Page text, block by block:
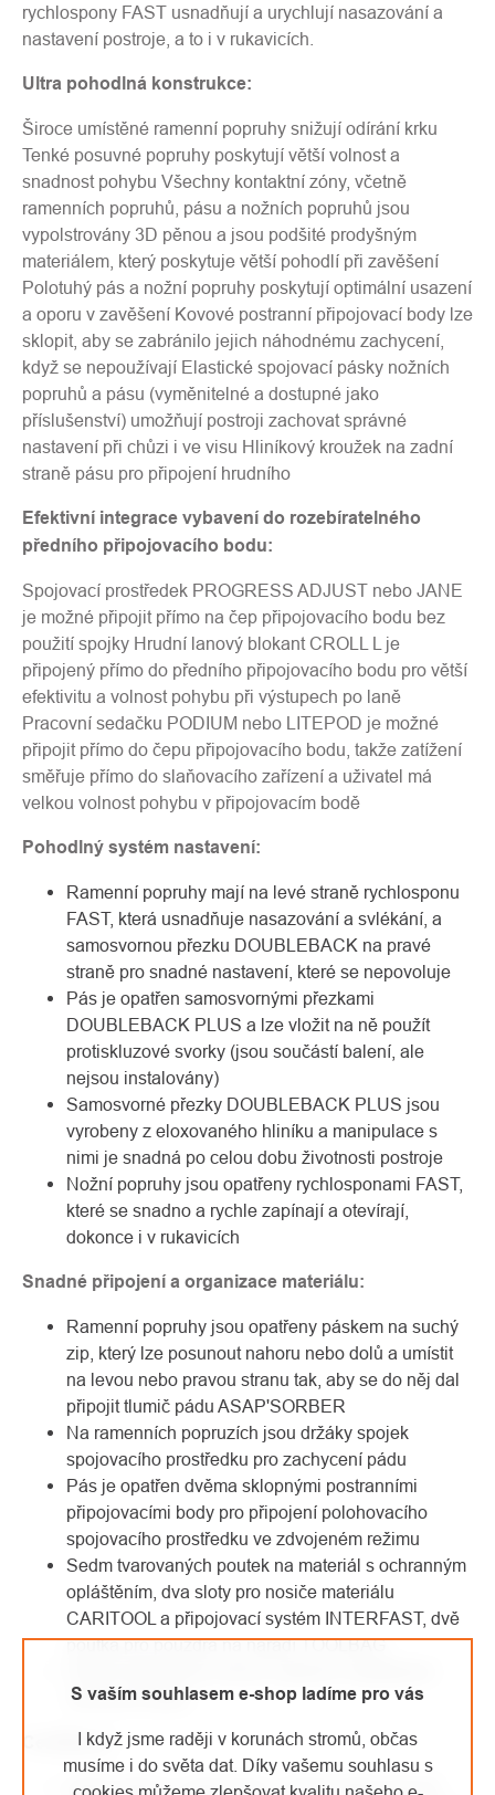
S vaším souhlasem e-shop ladíme pro vás
I když jsme raději v korunách stromů, občas
musíme i do světa dat. Díky vašemu souhlasu s
rychlospony FAST usnadňují a urychlují nasazování a
nastavení postroje, a to i v rukavicích.
Ultra pohodlná konstrukce:
Široce umístěné ramenní popruhy snižují odírání krku
Tenké posuvné popruhy poskytují větší volnost a
snadnost pohybu Všechny kontaktní zóny, včetně
ramenních popruhů, pásu a nožních popruhů jsou
vypolstrovány 3D pěnou a jsou podšité prodyšným
materiálem, který poskytuje větší pohodlí při zavěšení
Polotuhý pás a nožní popruhy poskytují optimální usazení
a oporu v zavěšení Kovové postranní připojovací body lze
sklopit, aby se zabránilo jejich náhodnému zachycení,
když se nepoužívají Elastické spojovací pásky nožních
popruhů a pásu (vyměnitelné a dostupné jako
příslušenství) umožňují postroji zachovat správné
nastavení při chůzi i ve visu Hliníkový kroužek na zadní
straně pásu pro připojení hrudního
Efektivní integrace vybavení do rozebíratelného
předního připojovacího bodu:
Spojovací prostředek PROGRESS ADJUST nebo JANE
je možné připojit přímo na čep připojovacího bodu bez
použití spojky Hrudní lanový blokant CROLL L je
připojený přímo do předního připojovacího bodu pro větší
efektivitu a volnost pohybu při výstupech po laně
Pracovní sedačku PODIUM nebo LITEPOD je možné
připojit přímo do čepu připojovacího bodu, takže zatížení
směřuje přímo do slaňovacího zařízení a uživatel má
velkou volnost pohybu v připojovacím bodě
Pohodlný systém nastavení:
Ramenní popruhy mají na levé straně rychlosponu
FAST, která usnadňuje nasazování a svlékání, a
samosvornou přezku DOUBLEBACK na pravé
straně pro snadné nastavení, které se nepovoluje
Pás je opatřen samosvornými přezkami
DOUBLEBACK PLUS a lze vložit na ně použít
protiskluzové svorky (jsou součástí balení, ale
nejsou instalovány)
Samosvorné přezky DOUBLEBACK PLUS jsou
vyrobeny z eloxovaného hliníku a manipulace s
nimi je snadná po celou dobu životnosti postroje
Nožní popruhy jsou opatřeny rychlosponami FAST,
které se snadno a rychle zapínají a otevírají,
dokonce i v rukavicích
Snadné připojení a organizace materiálu:
Ramenní popruhy jsou opatřeny páskem na suchý
zip, který lze posunout nahoru nebo dolů a umístit
na levou nebo pravou stranu tak, aby se do něj dal
připojit tlumič pádu ASAP'SORBER
Na ramenních popruzích jsou držáky spojek
spojovacího prostředku pro zachycení pádu
Pás je opatřen dvěma sklopnými postranními
připojovacími body pro připojení polohovacího
spojovacího prostředku ve zdvojeném režimu
Sedm tvarovaných poutek na materiál s ochranným
opláštěním, dva sloty pro nosiče materiálu
CARITOOL a připojovací systém INTERFAST, dvě
poutka pro pouzdra na nářadí TOOLBAG
zachycení pádu
Certifikace:
ANSI Z359.11, ANSI 459.1, NFPA 2500 class III,